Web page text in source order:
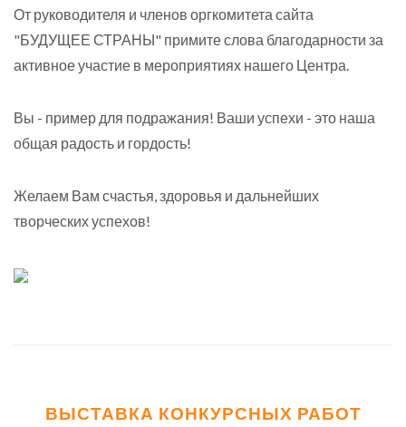
От руководителя и членов оргкомитета сайта
"БУДУЩЕЕ СТРАНЫ" примите слова благодарности за
активное участие в мероприятиях нашего Центра.
Вы - пример для подражания! Ваши успехи - это наша
общая радость и гордость!
Желаем Вам счастья, здоровья и дальнейших
творческих успехов!
ВЫСТАВКА КОНКУРСНЫХ РАБОТ